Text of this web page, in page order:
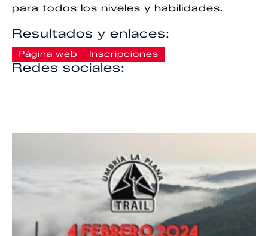
para todos los niveles y habilidades.
Resultados y enlaces:
Página web Inscripciones
Redes sociales: